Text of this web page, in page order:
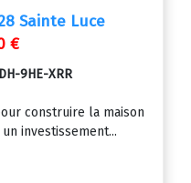
Sainte Luce
€
9HE-XRR
construire la maison
investissement...